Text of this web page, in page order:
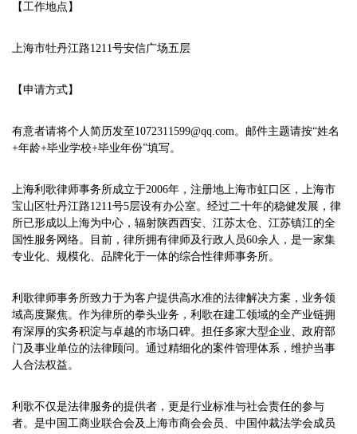
【工作地点】
上海市牡丹江路1211号安信广场五层
【申请方式】
有意者请将个人简历发至1072311599@qq.com。邮件主题请按“姓名
+年龄+毕业学校+毕业年份”填写。
上海利歌律师事务所成立于2006年，注册地上海市虹口区，上海市
宝山区牡丹江路1211号5层设有办公室。经过二十年的稳健发展，律
所已形成以上海为中心，辐射陕西西安、江苏太仓、江苏镇江的全
国性服务网络。目前，律所拥有律师及行政人员60余人，是一家集
专业化、规模化、品牌化于一体的综合性律师事务所。
利歌律师事务所致力于为客户提供高水准的法律解决方案，业务领
域高度聚焦。作为律所的拳头业务，利歌在建工领域的全产业链拥
有深厚的实务积淀与卓越的市场口碑。担任多家大型企业、政府部
门及事业单位的法律顾问。通过精细化的案件管理体系，维护当事
人合法权益。
利歌不仅是法律服务的提供者，更是行业标准与社会责任的参与
者。是中国工商业联合会及上海市商会会员、中国仲裁法学会成员